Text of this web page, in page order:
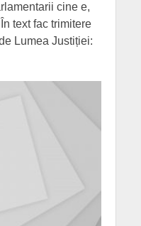
cine e,
text fac trimitere
Lumea Justiției: